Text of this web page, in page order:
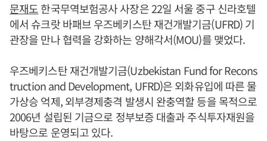
문재도한국무역보험공사 사장은 22일 서울 중구 신라호텔
에서 슈크랏 바패브 우즈베키스탄 재건개발기금(UFRD) 기
관장을 만나 협력을 강화하는 양해각서(MOU)를 맺었다.
우즈베키스탄 재건개발기금(Uzbekistan Fund for Recons
truction and Development, UFRD)은 외화유입에 따른 물
가상승 억제, 외부경제충격 발생시 완충역할 등을 목적으로
2006년 설립된 기금으로 정부보증 대출과 주식투자재원을
바탕으로 운영되고 있다.